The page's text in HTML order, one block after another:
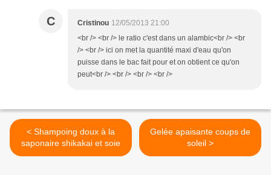
C Cristinou 12/05/2013 21:00
<br /> <br /> le ratio c'est dans un alambic<br /> <br
/> <br /> ici on met la quantité maxi d'eau qu'on
puisse dans le bac fait pour et on obtient ce qu'on
peut<br /> <br /> <br /> <br />
< Shampoing doux à la
saponaire shikakai et soie
Gelée apaisante coups de
soleil >